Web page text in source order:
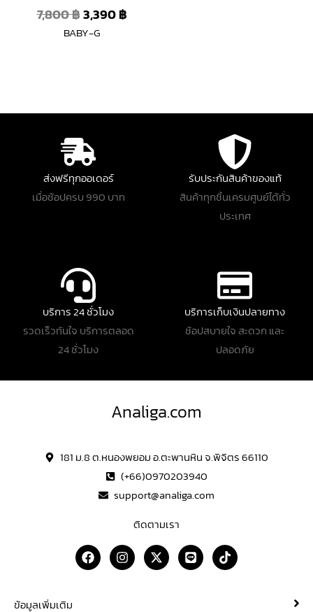
7,800฿3,390฿
BABY-G
ส่งฟรีทุกออเดอร์
เมื่อช้อปครบ 990 บาท
รับประกันสินค้าของแท้
สินค้าทุกชิ้นเครมศูนย์ได้ทั่ว
ประเทศ
บริการ 24 ชั่วโมง
รวดเร็วทันใจ บริการตลอด
24 ชั่วโมง
บริการเก็บเงินปลายทาง
ช้อปสบายใจ สะดวก และ
ปลอดภัย
Analiga.com
181 ม.8 ต.หนองพยอม อ.ตะพานหิน จ.พิจิตร 66110
(+66)0970203940
support@analiga.com
ติดตามเรา
F
a
c
I
n
s
X
-
t
L
i
n
T
i
k
ข้อมูลเพิ่มเติม